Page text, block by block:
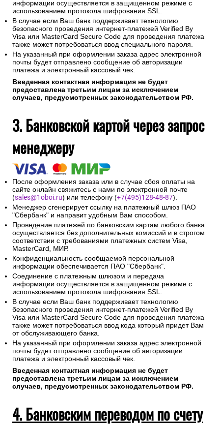
информации осуществляется в защищенном режиме с
использованием протокола шифрования SSL.
В случае если Ваш банк поддерживает технологию
безопасного проведения интернет-платежей Verified By
Visa или MasterCard Secure Code для проведения платежа
также может потребоваться ввод специального пароля.
На указанный при оформлении заказа адрес электронной
почты будет отправлено сообщение об авторизации
платежа и электронный кассовый чек.
Введенная контактная информация не будет
предоставлена третьим лицам за исключением
случаев, предусмотренных законодательством РФ.
3. Банковской картой через запрос
менеджеру
После оформления заказа или в случае сбоя оплаты на
сайте онлайн свяжитесь с нами по электронной почте
(sales@1oboi.ru) или телефону (+7(495)128-48-87).
Менеджер сгенерирует ссылку на платежный шлюз ПАО
"Сбербанк" и направит удобным Вам способом.
Проведение платежей по банковским картам любого банка
осуществляется без дополнительных комиссий и в строгом
соответствии с требованиями платежных систем Visa,
MasterCard, МИР.
Конфиденциальность сообщаемой персональной
информации обеспечивается ПАО "Сбербанк".
Соединение с платежным шлюзом и передача
информации осуществляется в защищенном режиме с
использованием протокола шифрования SSL.
В случае если Ваш банк поддерживает технологию
безопасного проведения интернет-платежей Verified By
Visa или MasterCard Secure Code для проведения платежа
также может потребоваться ввод кода который придет Вам
от обслуживающего банка.
На указанный при оформлении заказа адрес электронной
почты будет отправлено сообщение об авторизации
платежа и электронный кассовый чек.
Введенная контактная информация не будет
предоставлена третьим лицам за исключением
случаев, предусмотренных законодательством РФ.
4. Банковским переводом по счету